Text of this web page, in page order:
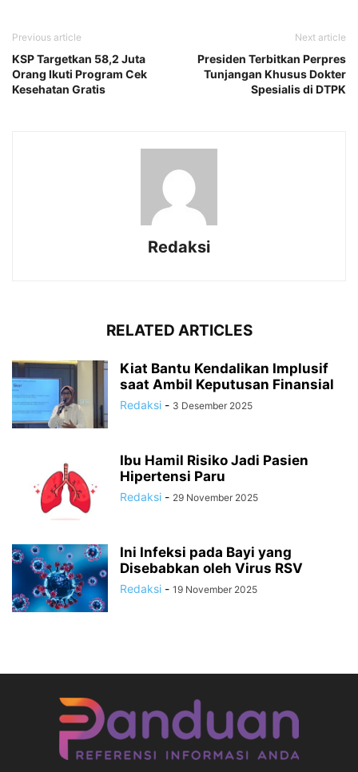
Previous article
KSP Targetkan 58,2 Juta
Orang Ikuti Program Cek
Kesehatan Gratis
Next article
Presiden Terbitkan Perpres
Tunjangan Khusus Dokter
Spesialis di DTPK
Redaksi
RELATED ARTICLES
Kiat Bantu Kendalikan Implusif
saat Ambil Keputusan Finansial
Redaksi - 3 Desember 2025
Ibu Hamil Risiko Jadi Pasien
Hipertensi Paru
Redaksi - 29 November 2025
Ini Infeksi pada Bayi yang
Disebabkan oleh Virus RSV
Redaksi - 19 November 2025